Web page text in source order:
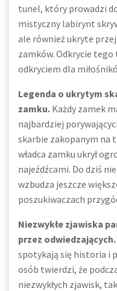
tunel, który prowadzi
mistyczny labirynt
ale również ukryte
zamków. Odkrycie
odkryciem dla
Legenda o ukrytym
zamku. Każdy zamek
najbardziej
skarbie zakopanym na
władca zamku ukrył
najeźdźcami. Do dziś
wzbudza jeszcze
poszukiwaczach
Niezwykłe zjawiska
przez odwiedzających.
spotykają się historia i
osób twierdzi, że
niezwykłych zjawisk,